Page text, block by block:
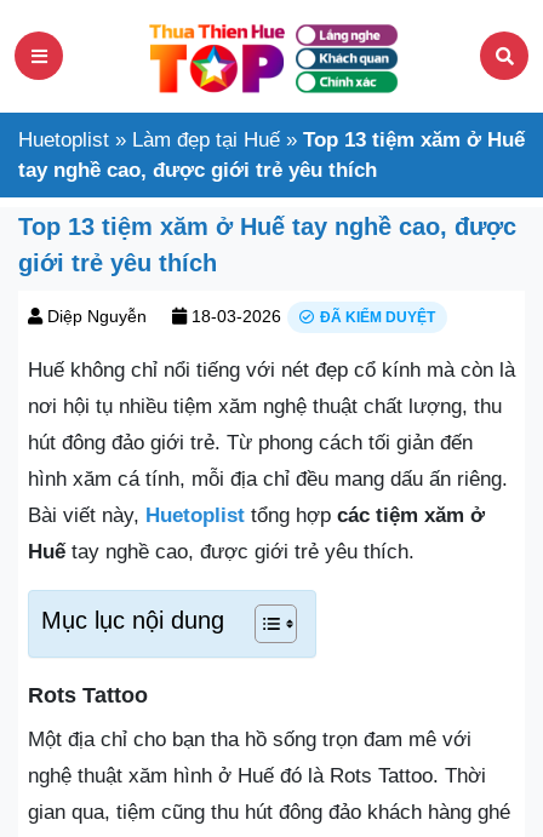
Huetoplist » Làm đẹp tại Huế » Top 13 tiệm xăm ở Huế
tay nghề cao, được giới trẻ yêu thích
Top 13 tiệm xăm ở Huế tay nghề cao, được
giới trẻ yêu thích
Diệp Nguyễn 18-03-2026 ĐÃ KIỂM DUYỆT
Huế không chỉ nổi tiếng với nét đẹp cổ kính mà còn là
nơi hội tụ nhiều tiệm xăm nghệ thuật chất lượng, thu
hút đông đảo giới trẻ. Từ phong cách tối giản đến
hình xăm cá tính, mỗi địa chỉ đều mang dấu ấn riêng.
Bài viết này, Huetoplist tổng hợp các tiệm xăm ở
Huếtay nghề cao, được giới trẻ yêu thích.
Mục lục nội dung
Rots Tattoo
Một địa chỉ cho bạn tha hồ sống trọn đam mê với
nghệ thuật xăm hình ở Huế đó là Rots Tattoo. Thời
gian qua, tiệm cũng thu hút đông đảo khách hàng ghé